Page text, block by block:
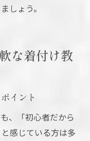
しょう。
な着付け教
イント
、「初心者だから
感じている方は多